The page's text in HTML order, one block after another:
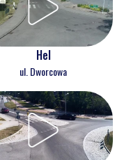
Hel
ul. Dworcowa